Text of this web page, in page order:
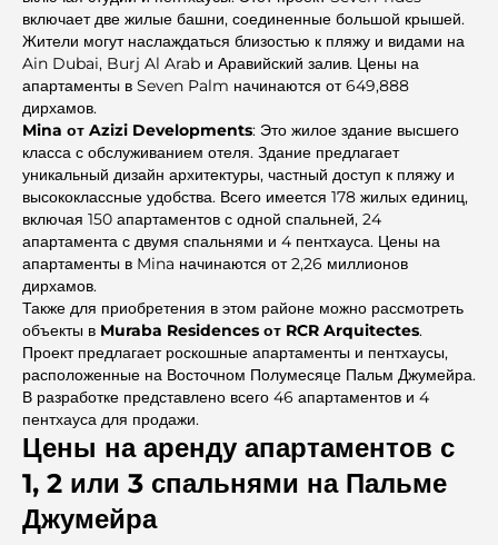
включает две жилые башни, соединенные большой крышей.
Жители могут наслаждаться близостью к пляжу и видами на
Ain Dubai, Burj Al Arab и Аравийский залив. Цены на
апартаменты в Seven Palm начинаются от 649,888
дирхамов.
Mina от Azizi Developments: Это жилое здание высшего
класса с обслуживанием отеля. Здание предлагает
уникальный дизайн архитектуры, частный доступ к пляжу и
высококлассные удобства. Всего имеется 178 жилых единиц,
включая 150 апартаментов с одной спальней, 24
апартамента с двумя спальнями и 4 пентхауса. Цены на
апартаменты в Mina начинаются от 2,26 миллионов
дирхамов.
Также для приобретения в этом районе можно рассмотреть
объекты в Muraba Residences от RCR Arquitectes.
Проект предлагает роскошные апартаменты и пентхаусы,
расположенные на Восточном Полумесяце Пальм Джумейра.
В разработке представлено всего 46 апартаментов и 4
пентхауса для продажи.
Цены на аренду апартаментов с
1, 2 или 3 спальнями на Пальме
Джумейра